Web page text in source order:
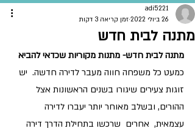
מתנה לבית חדש
adi5221
26 ביולי 2022
זמן קריאה 3 דקות
מתנה לבית חדש- מתנות מקוריות שכדאי להביא
כמעט כל משפחה חווה מעבר לדירה חדשה.  יש
זוגות צעירים שיגורו בשנים הראשונות אצל
ההורים, ובשלב מאוחר יותר יעברו לדירה
עצמאית,  אחרים  שרכשו בתחילת הדרך דירה